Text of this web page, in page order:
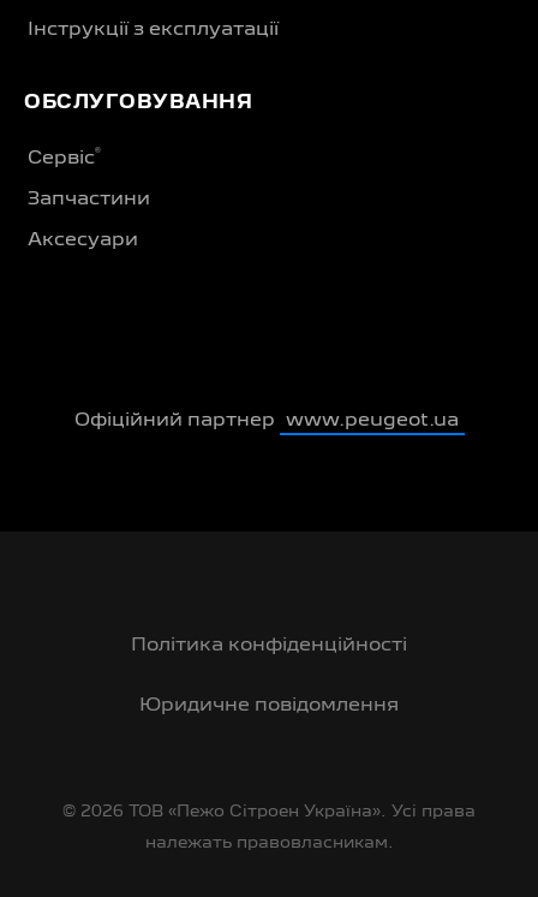
Інструкції з експлуатації
ОБСЛУГОВУВАННЯ
Сервіс®
Запчастини
Аксесуари
Офіційний партнер www.peugeot.ua
Політика конфіденційності
Юридичне повідомлення
© 2026 ТОВ «Пежо Сітроен Україна». Усі права
належать правовласникам.